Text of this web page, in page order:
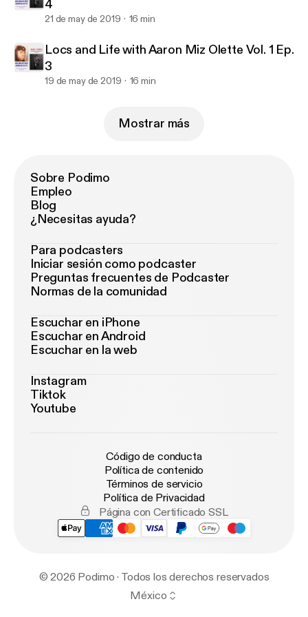
4
21 de may de 2019 16 min
Locs and Life with Aaron Miz Olette Vol. 1 Ep.
3
19 de may de 2019 16 min
Mostrar más
Sobre Podimo
Empleo
Blog
¿Necesitas ayuda?
Para podcasters
Iniciar sesión como podcaster
Preguntas frecuentes de Podcaster
Normas de la comunidad
Escuchar en iPhone
Escuchar en Android
Escuchar en la web
Instagram
Tiktok
Youtube
Código de conducta
Política de contenido
Términos de servicio
Política de Privacidad
Página con Certificado SSL
© 2026 Podimo · Todos los derechos reservados
México